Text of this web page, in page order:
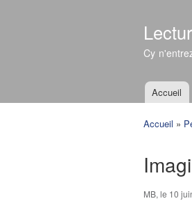
Cy
Menu
Accueil
Accueil »
MB, le 10